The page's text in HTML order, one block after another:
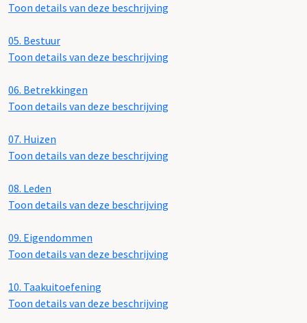
Toon details van deze beschrijving
05. Bestuur
Toon details van deze beschrijving
06. Betrekkingen
Toon details van deze beschrijving
07. Huizen
Toon details van deze beschrijving
08. Leden
Toon details van deze beschrijving
09. Eigendommen
Toon details van deze beschrijving
10. Taakuitoefening
Toon details van deze beschrijving